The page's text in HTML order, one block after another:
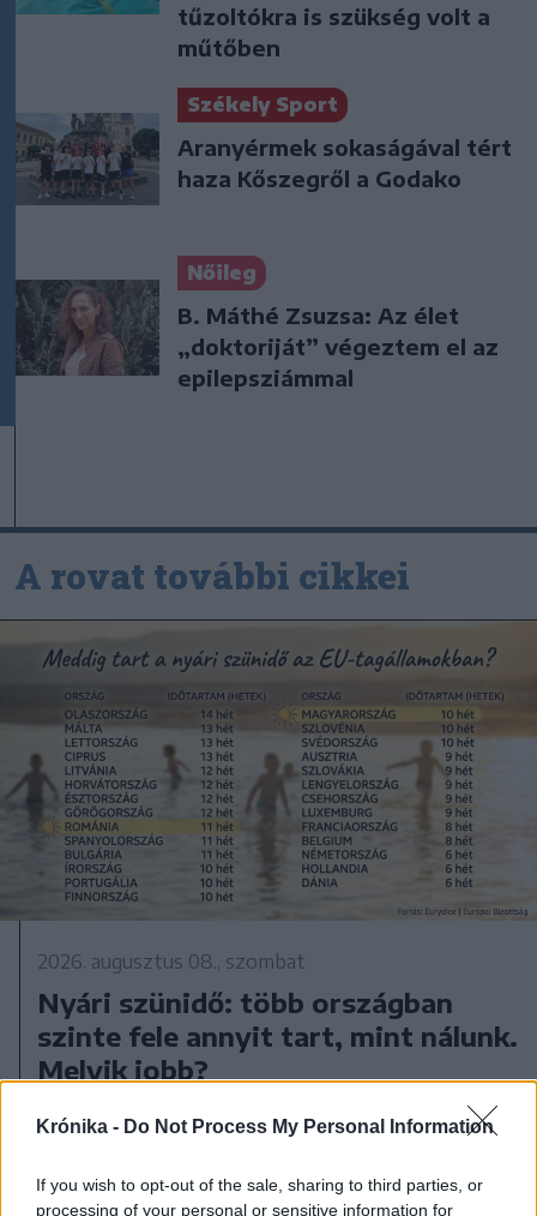
Krónika - Do Not Process My Personal Information
If you wish to opt-out of the sale, sharing to third parties, or
processing of your personal or sensitive information for
tűzoltókra is szükség volt a
műtőben
Székely Sport
Aranyérmek sokaságával tért
haza Kőszegről a Godako
Nőileg
B. Máthé Zsuzsa: Az élet
„doktoriját” végeztem el az
epilepsziámmal
A rovat további cikkei
2026. augusztus 08., szombat
Nyári szünidő: több országban
szinte fele annyit tart, mint nálunk.
Melyik jobb?